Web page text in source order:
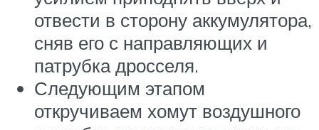
отвести в сторону аккумулятора,
сняв его с направляющих и
патрубка дросселя.
Следующим этапом
откручиваем хомут воздушного